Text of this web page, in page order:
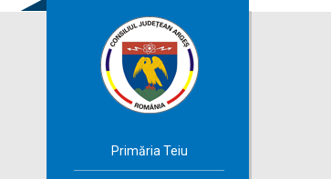
Primăria Teiu